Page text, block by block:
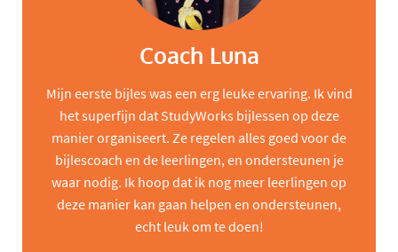
Coach Luna
Mijn eerste bijles was een erg leuke ervaring. Ik vind
het superfijn dat StudyWorks bijlessen op deze
manier organiseert. Ze regelen alles goed voor de
bijlescoach en de leerlingen, en ondersteunen je
waar nodig. Ik hoop dat ik nog meer leerlingen op
deze manier kan gaan helpen en ondersteunen,
echt leuk om te doen!